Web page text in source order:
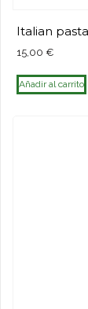
Italian
15,00 €
Añadir al carrito